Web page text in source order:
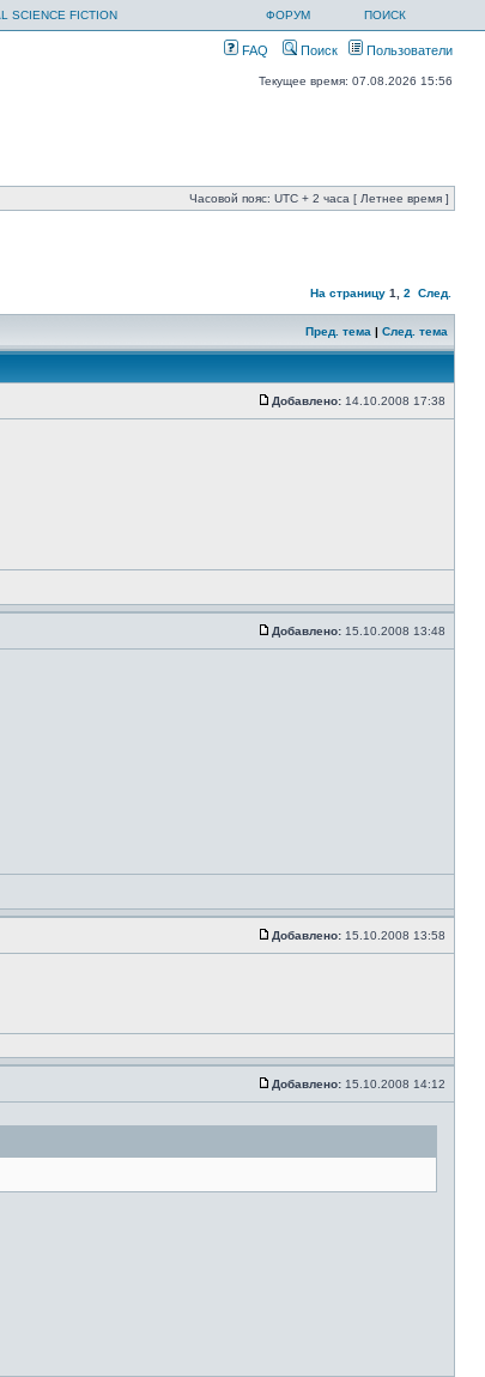
SCIENCE FICTION ФОРУМ ПОИСК
FAQ Поиск Пользователи
Текущее время: 07.08.2026 15:56
Часовой пояс: UTC + 2 часа [ Летнее время ]
На страницу 1 2 След.
Пред. тема | След. тема
Добавлено: 14.10.2008 17:38
Добавлено: 15.10.2008 13:48
Добавлено: 15.10.2008 13:58
Добавлено: 15.10.2008 14:12